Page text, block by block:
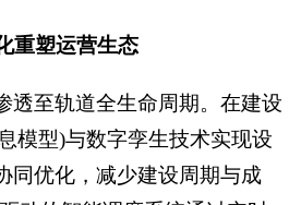
重塑运营生态
透至轨道全生命周期。在建设
模型)与数字孪生技术实现设
同优化，减少建设周期与成